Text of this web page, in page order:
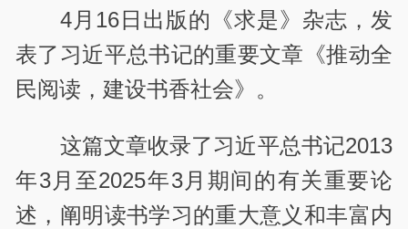
4月16日出版的《求是》杂志，发
表了习近平总书记的重要文章《推动全
民阅读，建设书香社会》。
这篇文章收录了习近平总书记2013
年3月至2025年3月期间的有关重要论
述，阐明读书学习的重大意义和丰富内